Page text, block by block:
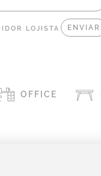
LOJISTA
OFFICE